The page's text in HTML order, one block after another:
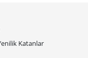
Katanlar